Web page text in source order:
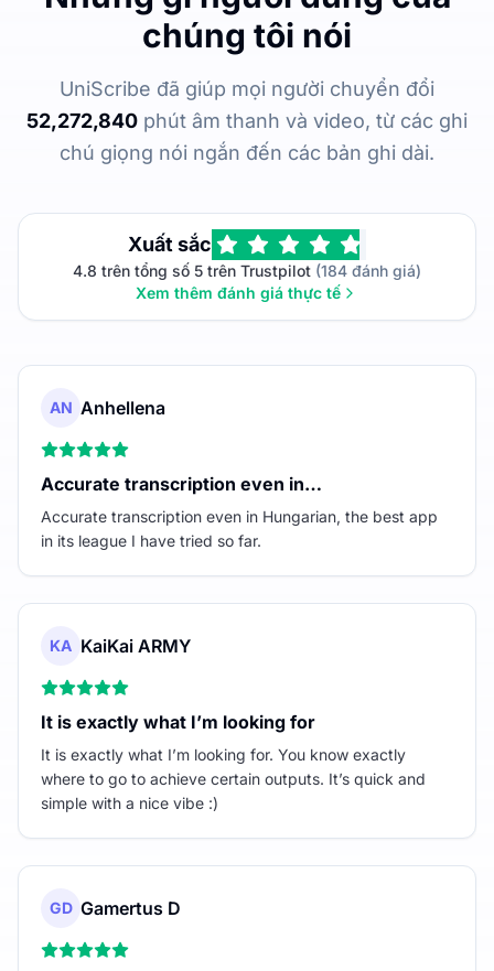
chúng tôi nói
UniScribe đã giúp mọi người chuyển đổi
52,272,840 phút âm thanh và video, từ các ghi
chú giọng nói ngắn đến các bản ghi dài.
Xuất sắc
4.8 trên tổng số 5 trên Trustpilot (184 đánh giá)
Xem thêm đánh giá thực tế
AN Anhellena
Accurate transcription even in…
Accurate transcription even in Hungarian, the best app
in its league I have tried so far.
KA KaiKai ARMY
It is exactly what I’m looking for
It is exactly what I’m looking for. You know exactly
where to go to achieve certain outputs. It’s quick and
simple with a nice vibe :)
GD Gamertus D